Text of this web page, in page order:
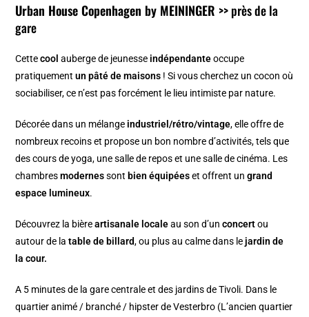
Urban House Copenhagen by MEININGER >>près de la
gare
Cettecool auberge de jeunesse indépendanteoccupe
pratiquementun pâté de maisons ! Si vous cherchez un cocon où
sociabiliser, ce n’est pas forcément le lieu intimiste par nature.
Décorée dans un mélange industriel/rétro/vintage, elle offre de
nombreux recoins et propose un bon nombre d’activités, tels que
des cours de yoga, une salle de repos et une salle de cinéma. Les
chambresmodernessont bien équipéeset offrent ungrand
espace lumineux.
Découvrez la bièreartisanale localeau son d’unconcertou
autour de latable de billard, ou plus au calme dans lejardin de
la cour.
A 5 minutes de la gare centrale et des jardins de Tivoli. Dans le
quartier animé / branché / hipster de Vesterbro (L’ancien quartier